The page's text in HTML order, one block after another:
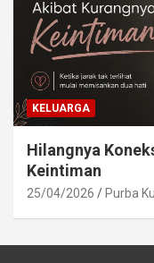
KELUARGA
Hilangnya
Keintiman
25/04/2026 Purba